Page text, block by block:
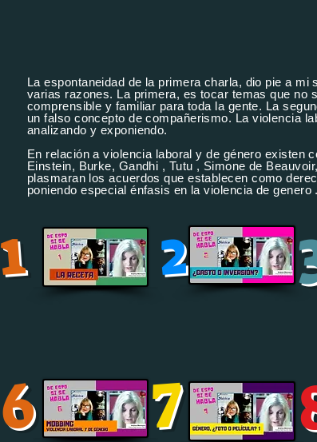
La espontaneidad de la primera charla, dio pie a
varias razones. La primera, es tocar temas que no
comprensible y familiar para toda la gente. La
un falso concepto de compañerismo. La violencia
analizando y exponiendo.
En relación a violencia laboral y de género existen
Einstein, Burke, Gandhi , Tutu , Simone de
plasmaran los acuerdos que establecen como
poniendo especial énfasis en la violencia de genero .
1 2
6 7